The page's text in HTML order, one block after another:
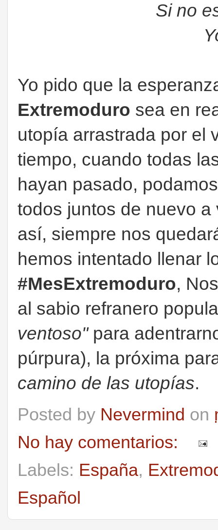
Si no
Yo pido que la
Extremoduro sea en
utopía arrastrada por el
tiempo, cuando todas
hayan pasado,
todos juntos de nuevo
así, siempre nos
hemos intentado llenar
#MesExtremoduro,
al sabio refranero
ventoso"para
púrpura), la próxima
camino de las utopías.
Posted by Nevermind on
No hay comentarios:
Labels: España,
Español